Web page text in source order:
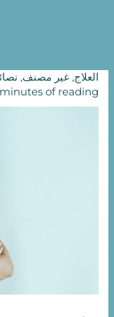
العلاج,غير مصنف,
minutes of reading